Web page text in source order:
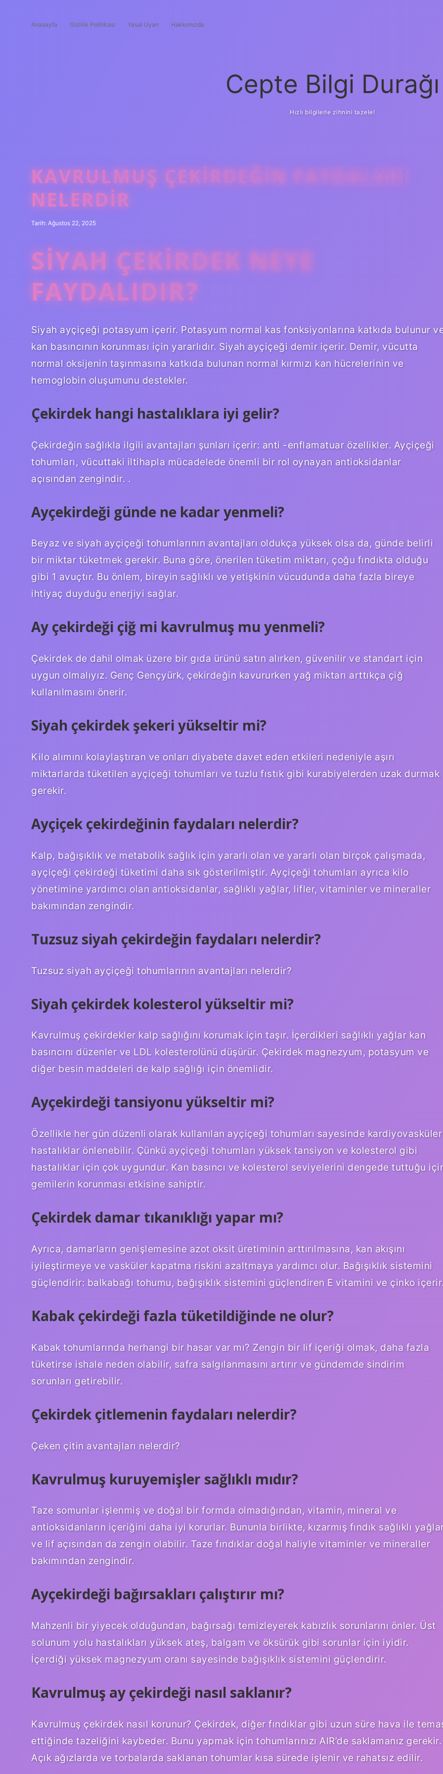
Anasayfa Gizlilik Politikası Yasal Uyarı Hakkımızda
Cepte Bilgi Durağı
Hızlı bilgilerle zihnini tazele!
KAVRULMUŞ ÇEKIRDEĞIN FAYDALARI
NELERDIR
Tarih: Ağustos 22, 2025
SIYAH ÇEKIRDEK NEYE
FAYDALIDIR?
Siyah ayçiçeği potasyum içerir. Potasyum normal kas fonksiyonlarına katkıda bulunur
kan basıncının korunması için yararlıdır. Siyah ayçiçeği demir içerir. Demir, vücutta
normal oksijenin taşınmasına katkıda bulunan normal kırmızı kan hücrelerinin ve
hemoglobin oluşumunu destekler.
Çekirdek hangi hastalıklara iyi gelir?
Çekirdeğin sağlıkla ilgili avantajları şunları içerir: anti -enflamatuar özellikler. Ayçiçeği
tohumları, vücuttaki iltihapla mücadelede önemli bir rol oynayan antioksidanlar
açısından zengindir. .
Ayçekirdeği günde ne kadar yenmeli?
Beyaz ve siyah ayçiçeği tohumlarının avantajları oldukça yüksek olsa da, günde belirli
bir miktar tüketmek gerekir. Buna göre, önerilen tüketim miktarı, çoğu fındıkta olduğu
gibi 1 avuçtır. Bu önlem, bireyin sağlıklı ve yetişkinin vücudunda daha fazla bireye
ihtiyaç duyduğu enerjiyi sağlar.
Ay çekirdeği çiğ mi kavrulmuş mu yenmeli?
Çekirdek de dahil olmak üzere bir gıda ürünü satın alırken, güvenilir ve standart için
uygun olmalıyız. Genç Gençyürk, çekirdeğin kavururken yağ miktarı arttıkça çiğ
kullanılmasını önerir.
Siyah çekirdek şekeri yükseltir mi?
Kilo alımını kolaylaştıran ve onları diyabete davet eden etkileri nedeniyle aşırı
miktarlarda tüketilen ayçiçeği tohumları ve tuzlu fıstık gibi kurabiyelerden uzak durmak
gerekir.
Ayçiçek çekirdeğinin faydaları nelerdir?
Kalp, bağışıklık ve metabolik sağlık için yararlı olan ve yararlı olan birçok çalışmada,
ayçiçeği çekirdeği tüketimi daha sık gösterilmiştir. Ayçiçeği tohumları ayrıca kilo
yönetimine yardımcı olan antioksidanlar, sağlıklı yağlar, lifler, vitaminler ve mineraller
bakımından zengindir.
Tuzsuz siyah çekirdeğin faydaları nelerdir?
Tuzsuz siyah ayçiçeği tohumlarının avantajları nelerdir?
Siyah çekirdek kolesterol yükseltir mi?
Kavrulmuş çekirdekler kalp sağlığını korumak için taşır. İçerdikleri sağlıklı yağlar kan
basıncını düzenler ve LDL kolesterolünü düşürür. Çekirdek magnezyum, potasyum ve
diğer besin maddeleri de kalp sağlığı için önemlidir.
Ayçekirdeği tansiyonu yükseltir mi?
Özellikle her gün düzenli olarak kullanılan ayçiçeği tohumları sayesinde kardiyovasküler
hastalıklar önlenebilir. Çünkü ayçiçeği tohumları yüksek tansiyon ve kolesterol gibi
hastalıklar için çok uygundur. Kan basıncı ve kolesterol seviyelerini dengede tuttuğu
gemilerin korunması etkisine sahiptir.
Çekirdek damar tıkanıklığı yapar mı?
Ayrıca, damarların genişlemesine azot oksit üretiminin arttırılmasına, kan akışını
iyileştirmeye ve vasküler kapatma riskini azaltmaya yardımcı olur. Bağışıklık sistemini
güçlendirir: balkabağı tohumu, bağışıklık sistemini güçlendiren E vitamini ve çinko
Kabak çekirdeği fazla tüketildiğinde ne olur?
Kabak tohumlarında herhangi bir hasar var mı? Zengin bir lif içeriği olmak, daha fazla
tüketirse ishale neden olabilir, safra salgılanmasını artırır ve gündemde sindirim
sorunları getirebilir.
Çekirdek çitlemenin faydaları nelerdir?
Çeken çitin avantajları nelerdir?
Kavrulmuş kuruyemişler sağlıklı mıdır?
Taze somunlar işlenmiş ve doğal bir formda olmadığından, vitamin, mineral ve
antioksidanların içeriğini daha iyi korurlar. Bununla birlikte, kızarmış fındık sağlıklı
ve lif açısından da zengin olabilir. Taze fındıklar doğal haliyle vitaminler ve mineraller
bakımından zengindir.
Ayçekirdeği bağırsakları çalıştırır mı?
Mahzenli bir yiyecek olduğundan, bağırsağı temizleyerek kabızlık sorunlarını önler. Üst
solunum yolu hastalıkları yüksek ateş, balgam ve öksürük gibi sorunlar için iyidir.
İçerdiği yüksek magnezyum oranı sayesinde bağışıklık sistemini güçlendirir.
Kavrulmuş ay çekirdeği nasıl saklanır?
Kavrulmuş çekirdek nasıl korunur? Çekirdek, diğer fındıklar gibi uzun süre hava ile
ettiğinde tazeliğini kaybeder. Bunu yapmak için tohumlarınızı AIR’de saklamanız gerekir.
Açık ağızlarda ve torbalarda saklanan tohumlar kısa sürede işlenir ve rahatsız edilir.